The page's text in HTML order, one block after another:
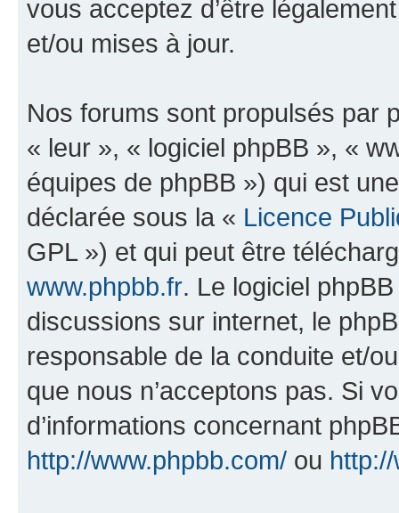
vous acceptez d’être
et/ou mises à jour.
Nos forums sont propulsés par
« leur », « logiciel phpBB », «
équipes de phpBB ») qui est
déclarée sous la « Licence
GPL ») et qui peut être
www.phpbb.fr. Le logiciel
discussions sur internet, le
responsable de la conduite et/
que nous n’acceptons pas. Si
d’informations concernant
http://www.phpbb.com/ ou